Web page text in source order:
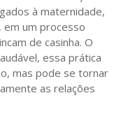
à maternidade,
em um processo
de casinha. O
essa prática
mas pode se tornar
as relações